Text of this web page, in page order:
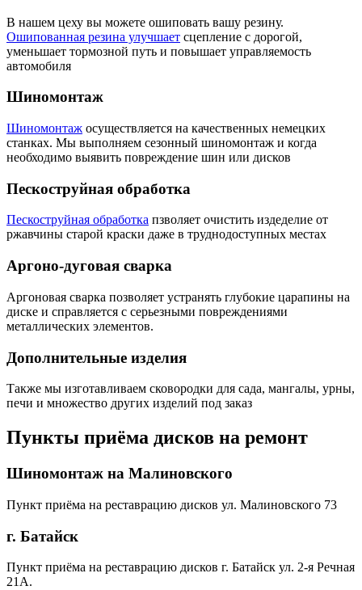
В нашем цеху вы можете ошиповать вашу резину.
Ошипованная резина улучшает сцепление с дорогой,
уменьшает тормозной путь и повышает управляемость
автомобиля
Шиномонтаж
Шиномонтаж осуществляется на качественных немецких
станках. Мы выполняем сезонный шиномонтаж и когда
необходимо выявить повреждение шин или дисков
Пескоструйная обработка
Пескоструйная обработка пзволяет очистить издеделие от
ржавчины старой краски даже в труднодоступных местах
Аргоно-дуговая сварка
Аргоновая сварка позволяет устранять глубокие царапины на
диске и справляется с серьезными повреждениями
металлических элементов.
Дополнительные изделия
Также мы изготавливаем сковородки для сада, мангалы, урны,
печи и множество других изделий под заказ
Пункты приёма дисков на ремонт
Шиномонтаж на Малиновского
Пункт приёма на реставрацию дисков ул. Малиновского 73
г. Батайск
Пункт приёма на реставрацию дисков г. Батайск ул. 2-я Речная
21А.